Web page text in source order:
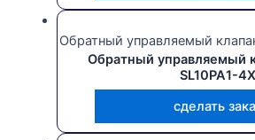
Обратный управляемый
Обратный управляемый
SL10PA1-4X
сделать